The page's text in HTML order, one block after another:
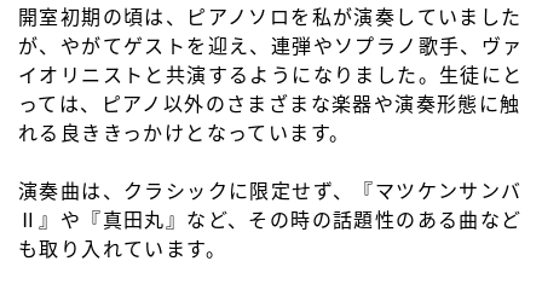
開室初期の頃は、ピアノソロを私が演奏していました
が、やがてゲストを迎え、連弾やソプラノ歌手、ヴァ
イオリニストと共演するようになりました。生徒にと
っては、ピアノ以外のさまざまな楽器や演奏形態に触
れる良ききっかけとなっています。
演奏曲は、クラシックに限定せず、『マツケンサンバ
Ⅱ』や『真田丸』など、その時の話題性のある曲など
も取り入れています。